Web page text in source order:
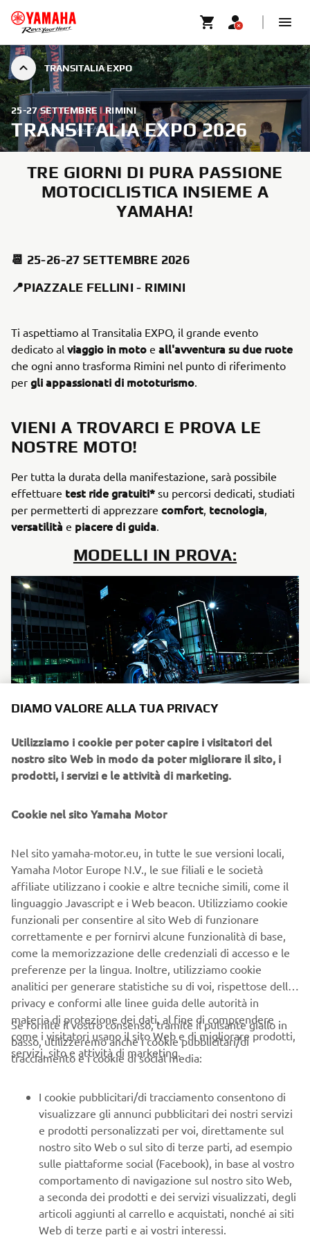
TRANSITALIA EXPO
25-27 SETTEMBRE | RIMINI
TRANSITALIA EXPO 2026
TRE GIORNI DI PURA PASSIONE
MOTOCICLISTICA INSIEME A
YAMAHA!
📆 25-26-27 SETTEMBRE 2026
📍PIAZZALE FELLINI - RIMINI
Ti aspettiamo al Transitalia EXPO, il grande evento
dedicato al viaggio in moto e all'avventura su due ruote
che ogni anno trasforma Rimini nel punto di riferimento
per gli appassionati di mototurismo.
VIENI A TROVARCI E PROVA LE
NOSTRE MOTO!
Per tutta la durata della manifestazione, sarà possibile
effettuare test ride gratuiti* su percorsi dedicati, studiati
per permetterti di apprezzare comfort, tecnologia,
versatilità e piacere di guida.
MODELLI IN PROVA:
GAMMA HYPER NAKED
MT-07 Y-AMT, MT-09, MT-09 SP e MT-09 Y-AMT.
GAMMA SPORT TOURING
TRACER 7, TRACER 9 Y-AMT, TRACER 9 GT e TRACER GT+
YAMT
GAMMA ADVENTURE
DIAMO VALORE ALLA TUA PRIVACY
Utilizziamo i cookie per poter capire i visitatori del
nostro sito Web in modo da poter migliorare il sito, i
prodotti, i servizi e le attività di marketing.
Cookie nel sito Yamaha Motor
Nel sito yamaha-motor.eu, in tutte le sue versioni locali,
Yamaha Motor Europe N.V., le sue filiali e le società
affiliate utilizzano i cookie e altre tecniche simili, come il
linguaggio Javascript e i Web beacon. Utilizziamo cookie
funzionali per consentire al sito Web di funzionare
correttamente e per fornirvi alcune funzionalità di base,
come la memorizzazione delle credenziali di accesso e le
preferenze per la lingua. Inoltre, utilizziamo cookie
analitici per generare statistiche su di voi, rispettose della
privacy e conformi alle linee guida delle autorità in
materia di protezione dei dati, al fine di comprendere
come i visitatori usano il sito Web e di migliorare prodotti,
servizi, sito e attività di marketing.
Se fornite il vostro consenso, tramite il pulsante giallo in
basso, utilizzeremo anche i cookie pubblicitari/di
tracciamento e i cookie di social media:
I cookie pubblicitari/di tracciamento consentono di
visualizzare gli annunci pubblicitari dei nostri servizi
e prodotti personalizzati per voi, direttamente sul
nostro sito Web o sul sito di terze parti, ad esempio
sulle piattaforme social (Facebook), in base al vostro
comportamento di navigazione sul nostro sito Web,
a seconda dei prodotti e dei servizi visualizzati, degli
articoli aggiunti al carrello e acquistati, nonché ai siti
Web di terze parti e ai vostri interessi.